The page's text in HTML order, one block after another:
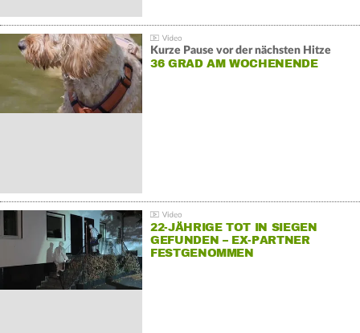
Kurze Pause vor der nächsten Hitze
36 GRAD AM WOCHENENDE
22-JÄHRIGE TOT IN SIEGEN
GEFUNDEN – EX-PARTNER
FESTGENOMMEN